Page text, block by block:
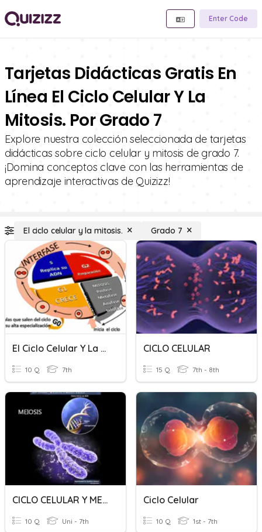
Enter Code
Tarjetas Didácticas Gratis En
Línea El Ciclo Celular Y La
Mitosis. Por Grado 7
Explore nuestra colección seleccionada de tarjetas
didácticas sobre ciclo celular y mitosis de grado 7.
¡Domina conceptos clave con las herramientas de
aprendizaje interactivas de Quizizz!
El ciclo celular y la mitosis. Grado 7
El Ciclo Celular Y La Mitosis
10 Q 7th
CICLO CELULAR
15 Q 7th - 8th
CICLO CELULAR Y MEIOSIS (1)
10 Q Uni - 7th
Ciclo Celular
10 Q 1st - 7th